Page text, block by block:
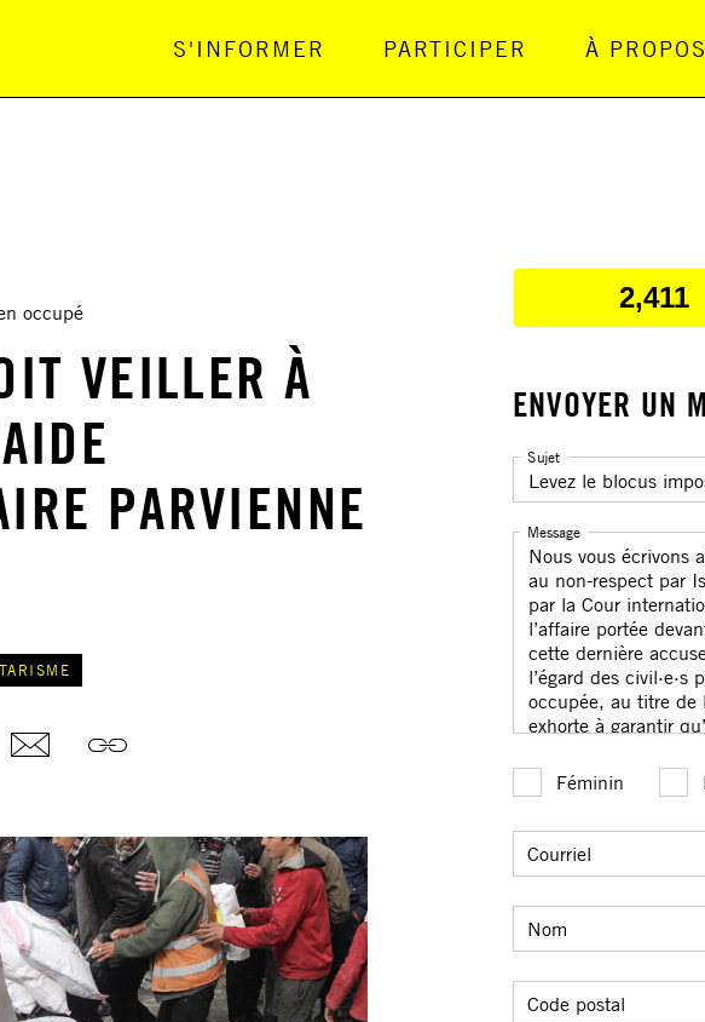
Navigation Principale
S'INFORMER PARTICIPER À PROPOS
occupé
VEILLER À
PARVIENNE